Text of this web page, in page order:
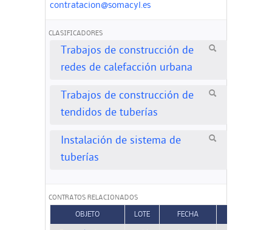
contratacion@somacyl.es
CLASIFICADORES
Trabajos de construcción de
redes de calefacción urbana
Trabajos de construcción de
tendidos de tuberías
Instalación de sistema de
tuberías
CONTRATOS RELACIONADOS
OBJETO LOTE FECHA